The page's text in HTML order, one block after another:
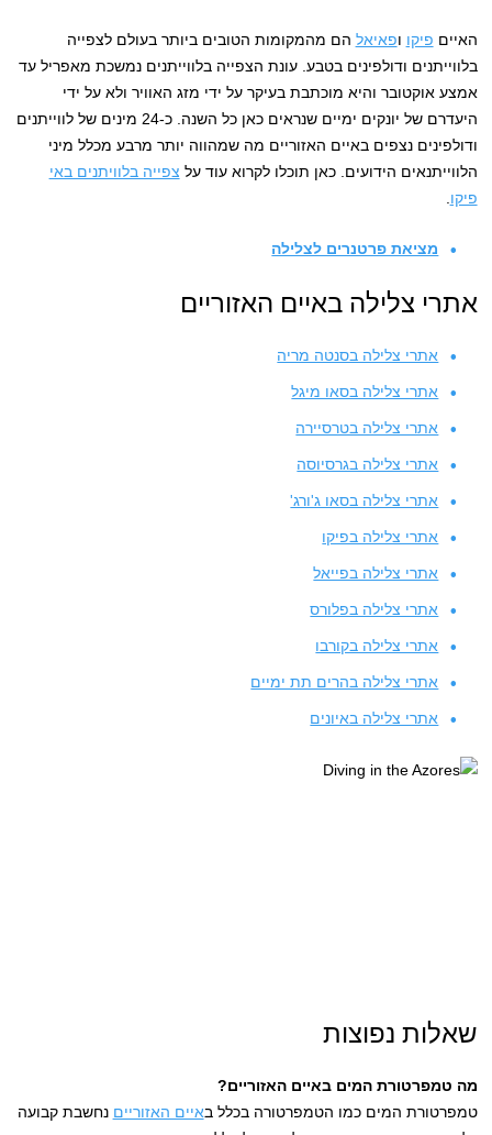
האיים פיקו ופאיאל הם מהמקומות הטובים ביותר בעולם לצפייה
בלווייתנים ודולפינים בטבע. עונת הצפייה בלווייתנים נמשכת מאפריל עד
אמצע אוקטובר והיא מוכתבת בעיקר על ידי מזג האוויר ולא על ידי
היעדרם של יונקים ימיים שנראים כאן כל השנה. כ-24 מינים של לווייתנים
ודולפינים נצפים באיים האזוריים מה שמהווה יותר מרבע מכלל מיני
הלווייתנאים הידועים. כאן תוכלו לקרוא עוד על צפייה בלוויתנים באי
פיקו
מציאת פרטנרים לצלילה
אתרי צלילה באיים האזוריים
אתרי צלילה בסנטה מריה
אתרי צלילה בסאו מיגל
אתרי צלילה בטרסיירה
אתרי צלילה בגרסיוסה
אתרי צלילה בסאו ג'ורג'
אתרי צלילה בפיקו
אתרי צלילה בפייאל
אתרי צלילה בפלורס
אתרי צלילה בקורבו
אתרי צלילה בהרים תת ימיים
אתרי צלילה באיונים
שאלות נפוצות
מה טמפרטורת המים באיים האזוריים?
טמפרטורת המים כמו הטמפרטורה בכלל באיים האזוריים נחשבת קבועה